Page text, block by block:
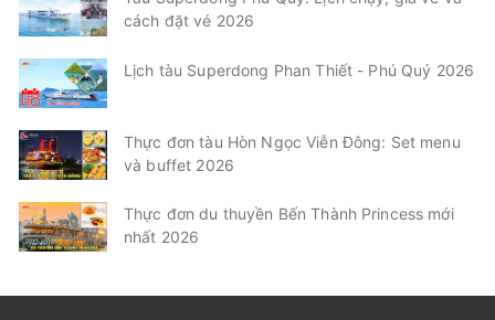
cách đặt vé 2026
Lịch tàu Superdong Phan Thiết - Phú Quý 2026
Thực đơn tàu Hòn Ngọc Viễn Đông: Set menu
và buffet 2026
Thực đơn du thuyền Bến Thành Princess mới
nhất 2026